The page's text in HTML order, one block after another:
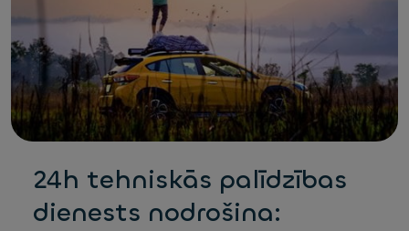
24h tehniskās palīdzības
dienests nodrošina: